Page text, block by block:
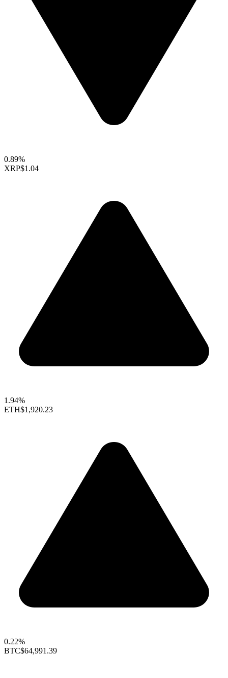
0.89%
XRP$1.04
1.94%
ETH$1,920.23
0.22%
BTC$64,991.39